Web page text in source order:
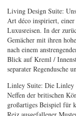
Living Design Suite:
Art déco inspiriert,
Luxusreisen. In der
Gemächer mit ihren
nach einem
Blick auf Kreml /
separater Regendusche
Linley Suite: Die Linley
Neffen der britischen
großartiges Beispiel für